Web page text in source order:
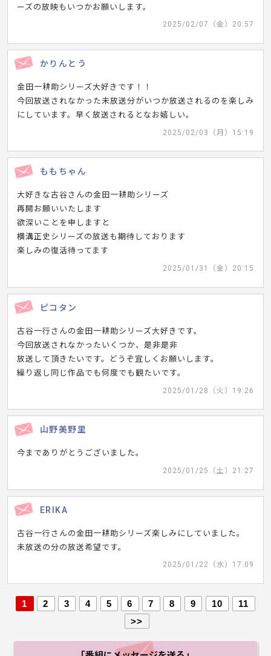
ーズの放映もいつかお願いします。
2025/02/07（金）20:57
かりんとう
金田一耕助シリーズ大好きです！！
今回放送されなかった未放送分がいつか放送されるのを楽しみ
にしています。早く放送されるとなお嬉しい。
2025/02/03（月）15:19
ももちゃん
大好きな古谷さんの金田一耕助シリーズ
再開お願いいたします
欲深いことを申しますと
横溝正史シリーズの放送も期待しております
楽しみの復活待ってます
2025/01/31（金）20:15
ピコタン
古谷一行さんの金田一耕助シリーズ大好きです。
今回放送されなかったいくつか、是非是非
放送して頂きたいです。どうぞ宜しくお願いします。
繰り返し同じ作品でも何度でも観たいです。
2025/01/28（火）19:26
山野美野里
今までありがとうございました。
2025/01/25（土）21:27
ERIKA
古谷一行さんの金田一耕助シリーズ楽しみにしていました。
未放送の分の放送希望です。
2025/01/22（水）17:09
1 2 3 4 5 6 7 8 9 10
11
>>